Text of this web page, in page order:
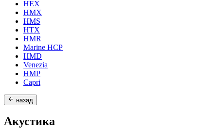
HEX
HMX
HMS
HTX
HMR
Marine HCP
HMD
Venezia
HMP
Capri
назад
Акустика